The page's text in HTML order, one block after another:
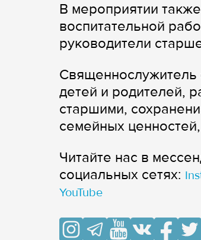
В мероприятии
воспитательной
руководители
Священнослужитель
детей и родителей,
старшими,
семейных
Читайте нас в
cоциальных сетях:
YouTube